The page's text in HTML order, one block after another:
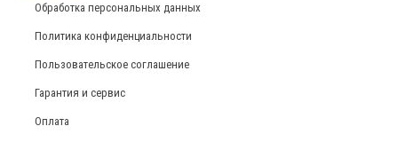
Обработка персональных данных
Политика конфиденциальности
Пользовательское соглашение
Гарантия и сервис
Оплата